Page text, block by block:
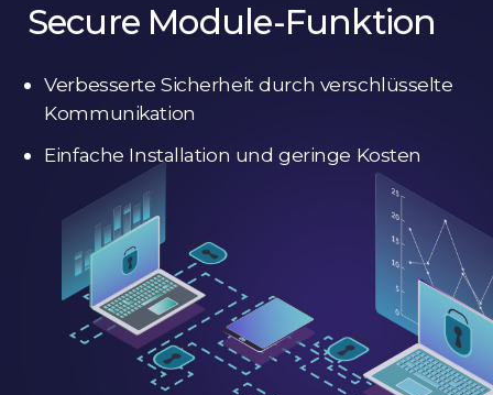
Secure Module-Funktion
Verbesserte Sicherheit durch verschlüsselte
Kommunikation
Einfache Installation und geringe Kosten